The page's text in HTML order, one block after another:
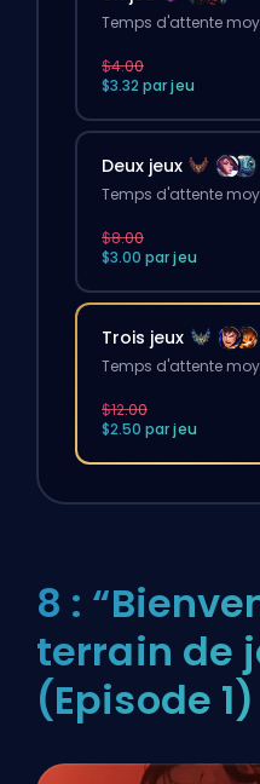
Temps d'attente
$4.00
$3.32 par jeu
Deux jeux
Temps d'attente
$8.00
$3.00 par jeu
Trois jeux
Temps d'attente
$12.00
$2.50 par jeu
8 :
terrain de
(Episode 1)